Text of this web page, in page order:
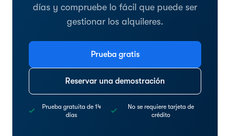
días y compruebe lo fácil que puede ser
gestionar los alquileres.
Prueba gratis
Reservar una demostración
Prueba gratuita de 14
días
No se requiere tarjeta de
crédito